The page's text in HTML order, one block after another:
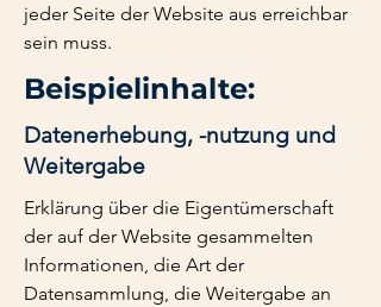
jeder Seite der Website aus erreichbar
sein muss.
Beispielinhalte:
Datenerhebung, -nutzung und
Weitergabe
Erklärung über die Eigentümerschaft
der auf der Website gesammelten
Informationen, die Art der
Datensammlung, die Weitergabe an